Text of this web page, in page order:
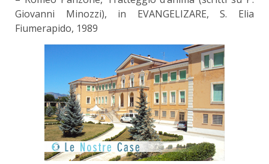
Giovanni Minozzi), in EVANGELIZARE, S. Elia
Fiumerapido, 1989